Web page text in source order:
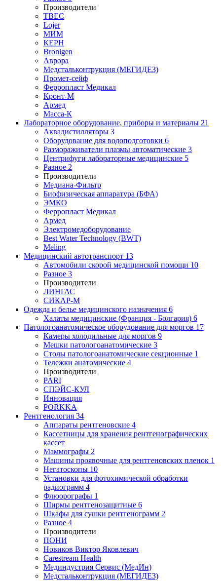
Производители
ТВЕС
Lojer
МИМ
КЕРН
Bronigen
Аврора
Медстальконтрукция (МЕГИДЕЗ)
Промет-сейф
Ферропласт Медикал
Кронт-М
Армед
Масса-К
Лабораторное оборудование, приборы и материалы 21
Аквадистилляторы 3
Оборудование для водоподготовки 6
Размораживатели плазмы автоматические 3
Центрифуги лабораторные медицинские 5
Разное 2
Производители
Медиана-Фильтр
Биофизическая аппаратура (БФА)
ЭМКО
Ферропласт Медикал
Армед
Электромедоборудование
Best Water Technology (BWT)
Meling
Медицинский автотранспорт 13
Автомобили скорой медицинской помощи 10
Разное 3
Производители
ЛИНГАС
СИКАР-М
Одежда и белье медицинского назначения 6
Халаты медицинские (Франция - Болгария) 6
Патологоанатомическое оборудование для моргов 17
Камеры холодильные для моргов 9
Мешки патологоанатомические 3
Столы патологоанатомические секционные 1
Тележки анатомические 4
Производители
PARI
СПЭЙС-КУЛ
Инновация
PORKKA
Рентгенология 34
Аппараты рентгеновские 4
Кассетницы для хранения рентгенографических
кассет
Маммографы 2
Машины проявочные для рентгеновских пленок 1
Негатоскопы 10
Установки для фотохимической обработки
радиограмм 4
Флюорографы 1
Ширмы рентгенозащитные 6
Шкафы для сушки рентгенограмм 2
Разное 4
Производители
ПОНИ
Новиков Виктор Яковлевич
Carestream Health
Мединдустрия Сервис (МедИн)
Медстальконтрукция (МЕГИДЕЗ)